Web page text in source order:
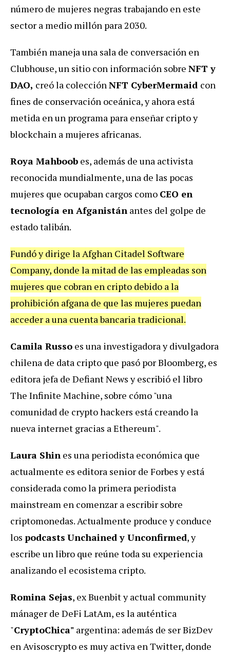
número de mujeres negras trabajando en este
sector a medio millón para 2030.
También maneja una sala de conversación en
Clubhouse, un sitio con información sobre NFT y
DAO, creó la colecciónNFT CyberMermaid con
fines de conservación oceánica, y ahora está
metida en un programa para enseñar cripto y
blockchain a mujeres africanas.
‍Roya Mahboob es, además de una activista
reconocida mundialmente, una de las pocas
mujeres que ocupaban cargos como CEO en
tecnología en Afganistán antes del golpe de
estado talibán.
Fundó y dirige la Afghan Citadel Software
Company, donde la mitad de las empleadas son
mujeres que cobran en cripto debido a la
prohibición afgana de que las mujeres puedan
acceder a una cuenta bancaria tradicional.
‍Camila Russo es una investigadora y divulgadora
chilena de data cripto que pasó por Bloomberg, es
editora jefa de Defiant News y escribió el libro
The Infinite Machine, sobre cómo "una
comunidad de crypto hackers está creando la
nueva internet gracias a Ethereum".
Laura Shin es una periodista económica que
actualmente es editora senior de Forbes y está
considerada como la primera periodista
mainstream en comenzar a escribir sobre
criptomonedas. Actualmente produce y conduce
los podcasts Unchained y Unconfirmed, y
escribe un libro que reúne toda su experiencia
analizando el ecosistema cripto.
Romina Sejas, ex Buenbit y actual community
mánager de DeFi LatAm, es la auténtica
"CryptoChica" argentina: además de ser BizDev
en Avisoscrypto es muy activa en Twitter, donde